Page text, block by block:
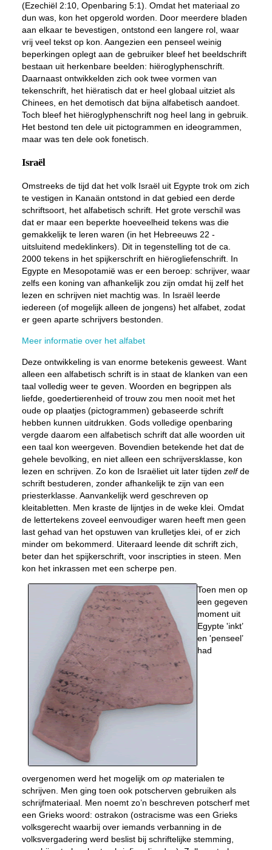
(Ezechiël 2:10, Openbaring 5:1). Omdat het materiaal zo
dun was, kon het opgerold worden. Door meerdere bladen
aan elkaar te bevestigen, ontstond een langere rol, waar
vrij veel tekst op kon. Aangezien een penseel weinig
beperkingen oplegt aan de gebruiker bleef het beeldschrift
bestaan uit herkenbare beelden: hiëroglyphenschrift.
Daarnaast ontwikkelden zich ook twee vormen van
tekenschrift, het hiëratisch dat er heel globaal uitziet als
Chinees, en het demotisch dat bijna alfabetisch aandoet.
Toch bleef het hiëroglyphenschrift nog heel lang in gebruik.
Het bestond ten dele uit pictogrammen en ideogrammen,
maar was ten dele ook fonetisch.
Israël
Omstreeks de tijd dat het volk Israël uit Egypte trok om zich
te vestigen in Kanaän ontstond in dat gebied een derde
schriftsoort, het alfabetisch schrift. Het grote verschil was
dat er maar een beperkte hoeveelheid tekens was die
gemakkelijk te leren waren (in het Hebreeuws 22 -
uitsluitend medeklinkers). Dit in tegenstelling tot de ca.
2000 tekens in het spijkerschrift en hiërogliefenschrift. In
Egypte en Mesopotamië was er een beroep: schrijver, waar
zelfs een koning van afhankelijk zou zijn omdat hij zelf het
lezen en schrijven niet machtig was. In Israël leerde
iedereen (of mogelijk alleen de jongens) het alfabet, zodat
er geen aparte schrijvers bestonden.
Meer informatie over het alfabet
Deze ontwikkeling is van enorme betekenis geweest. Want
alleen een alfabetisch schrift is in staat de klanken van een
taal volledig weer te geven. Woorden en begrippen als
liefde, goedertierenheid of trouw zou men nooit met het
oude op plaatjes (pictogrammen) gebaseerde schrift
hebben kunnen uitdrukken. Gods volledige openbaring
vergde daarom een alfabetisch schrift dat alle woorden uit
een taal kon weergeven. Bovendien betekende het dat de
gehele bevolking, en niet alleen een schrijversklasse, kon
lezen en schrijven. Zo kon de Israëliet uit later tijden zelfde
schrift bestuderen, zonder afhankelijk te zijn van een
priesterklasse. Aanvankelijk werd geschreven op
kleitabletten. Men kraste de lijntjes in de weke klei. Omdat
de lettertekens zoveel eenvoudiger waren heeft men geen
last gehad van het opstuwen van krulletjes klei, of er zich
minder om bekommerd. Uiteraard leende dit schrift zich,
beter dan het spijkerschrift, voor inscripties in steen. Men
kon het inkrassen met een scherpe pen.
Toen men op
een gegeven
moment uit
Egypte 'inkt’
en 'penseel’
had
overgenomen werd het mogelijk om opmaterialen te
schrijven. Men ging toen ook potscherven gebruiken als
schrijfmateriaal. Men noemt zo’n beschreven potscherf met
een Grieks woord: ostrakon (ostracisme was een Grieks
volksgerecht waarbij over iemands verbanning in de
volksvergadering werd beslist bij schriftelijke stemming,